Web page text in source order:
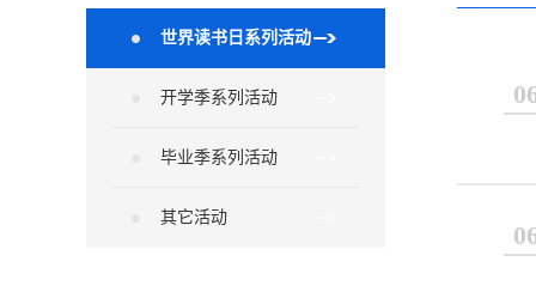
世界读书日系列活动
开学季系列活动
毕业季系列活动
其它活动